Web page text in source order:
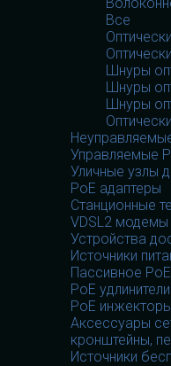
Все
Шнуры
Шнуры
Шнуры
Управляемые
Уличные узлы
PoE адаптеры
Станционные
VDSL2 модемы
Устройства
Источники
Пассивное
PoE удлинители
PoE инжекторы
Аксессуары
кронштейны,
Источники